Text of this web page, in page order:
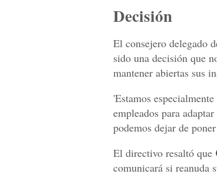
Decisión
El consejero delegado
sido una decisión que
mantener abiertas sus
'Estamos
empleados para
podemos dejar de
El directivo resaltó que
comunicará si reanuda